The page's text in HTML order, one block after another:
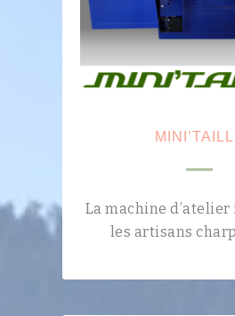
La machine d’atelier
les artisans